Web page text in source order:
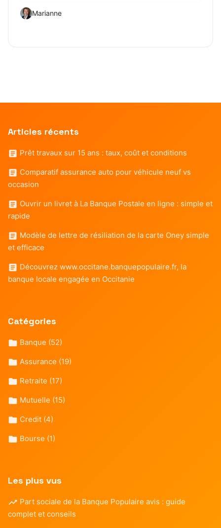
Marianne
Articles récents
Prêt travaux sur 15 ans : taux, coût et conditions
Comparatif assurance auto pour véhicule neuf vs
occasion
Ouvrir un livret à La Banque Postale en ligne : simple et
rapide
Modèle de lettre de résiliation de la carte Oney simple
et efficace
Découvrez www.occitane.banquepopulaire.fr, la
banque locale engagée en Occitanie
Catégories
Banque (52)
Assurance (19)
Retraite (17)
Mutuelle (15)
Credit (4)
Bourse (1)
Les plus vus
Part sociale de la Banque Populaire avis : guide
complet et conseils